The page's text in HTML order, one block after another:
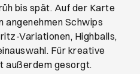
bis spät. Auf der Karte
angenehmen Schwips
Variationen, Highballs,
Für kreative
außerdem gesorgt.